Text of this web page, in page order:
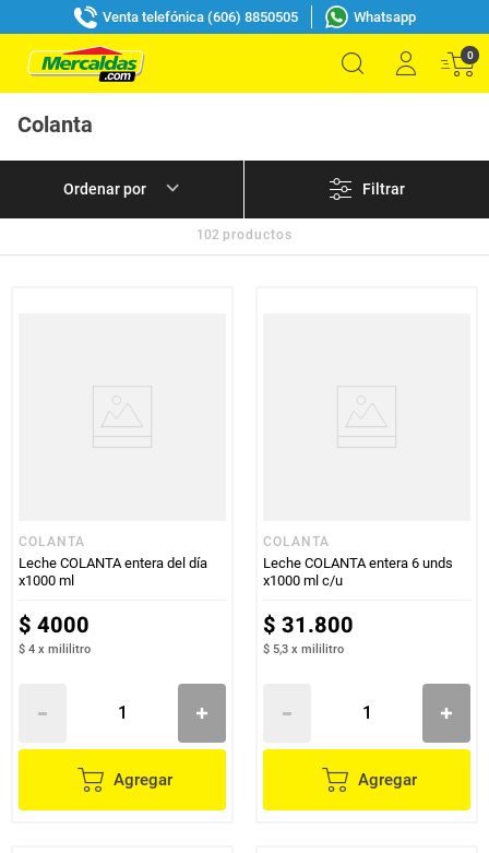
Venta telefónica (606) 8850505 Whatsapp
0
Colanta
Filtrar
102 productos
COLANTA
Leche COLANTA entera del día
x1000 ml
$ 4000
$ 4 x mililitro
Agregar
COLANTA
Leche COLANTA entera 6 unds
x1000 ml c/u
$ 31.800
$ 5,3 x mililitro
Agregar